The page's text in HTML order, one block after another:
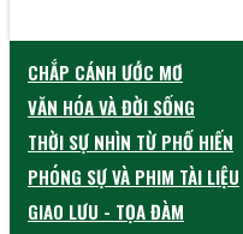
CHẮP CÁNH ƯỚC MƠ
VĂN HÓA VÀ ĐỜI SỐNG
THỜI SỰ NHÌN TỪ PHỐ HIẾN
PHÓNG SỰ VÀ PHIM TÀI LIỆU
GIAO LƯU - TỌA ĐÀM